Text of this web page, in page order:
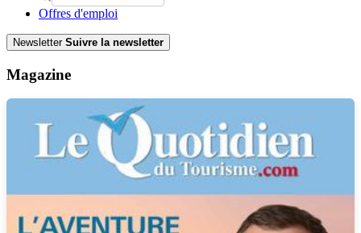
Offres d'emploi
Newsletter Suivre la newsletter
Magazine